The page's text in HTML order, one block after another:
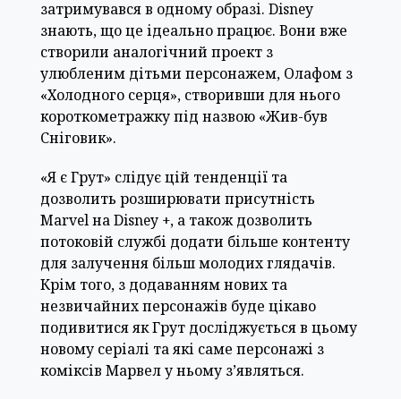
затримувався в одному образі. Disney
знають, що це ідеально працює. Вони вже
створили аналогічний проект з
улюбленим дітьми персонажем, Олафом з
«Холодного серця», створивши для нього
короткометражку під назвою «Жив-був
Сніговик».
«Я є Грут» слідує цій тенденції та
дозволить розширювати присутність
Marvel на Disney +, а також дозволить
потоковій службі додати більше контенту
для залучення більш молодих глядачів.
Крім того, з додаванням нових та
незвичайних персонажів буде цікаво
подивитися як Грут досліджується в цьому
новому серіалі та які саме персонажі з
коміксів Марвел у ньому з’являться.